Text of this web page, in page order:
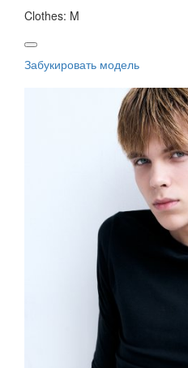
Clothes: M
Забукировать модель